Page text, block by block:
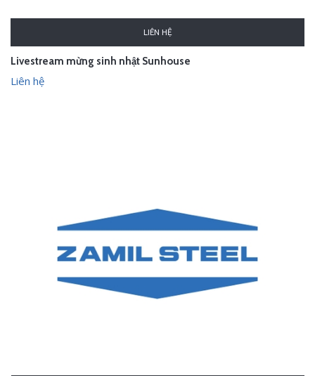
LIÊN HỆ
Livestream mừng sinh nhật Sunhouse
Liên hệ